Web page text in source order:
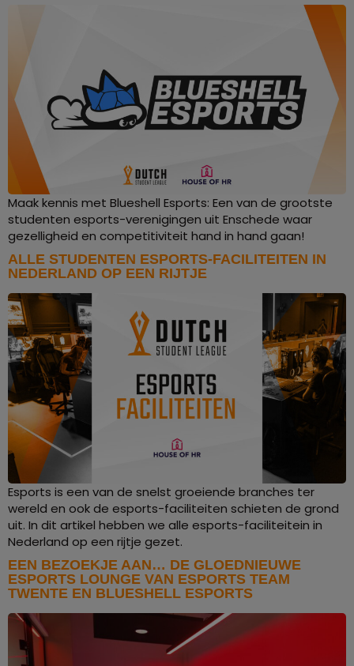
Maak kennis met Blueshell Esports: Een van de grootste
studenten esports-verenigingen uit Enschede waar
gezelligheid en competitiviteit hand in hand gaan!
ALLE STUDENTEN ESPORTS-FACILITEITEN IN
NEDERLAND OP EEN RIJTJE
Esports is een van de snelst groeiende branches ter
wereld en ook de esports-faciliteiten schieten de grond
uit. In dit artikel hebben we alle esports-faciliteitein in
Nederland op een rijtje gezet.
EEN BEZOEKJE AAN… DE GLOEDNIEUWE
ESPORTS LOUNGE VAN ESPORTS TEAM
TWENTE EN BLUESHELL ESPORTS